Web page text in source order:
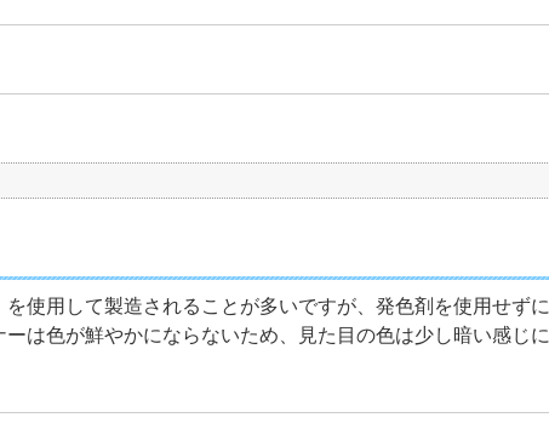
使用して製造されることが多いですが、発色剤を使用せず
は色が鮮やかにならないため、見た目の色は少し暗い感じに